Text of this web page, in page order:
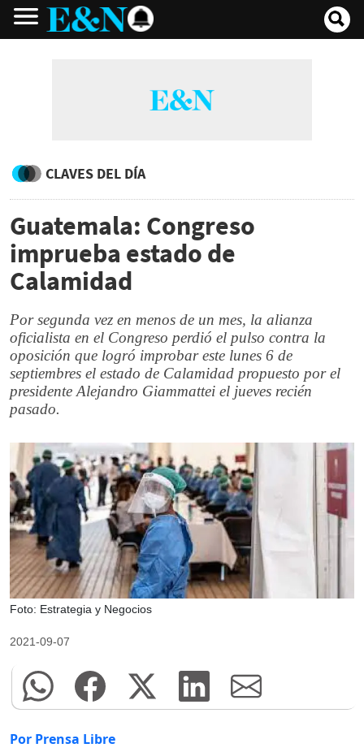
CLAVES DEL DÍA
Guatemala: Congreso
imprueba estado de
Calamidad
Por segunda vez en menos de un mes, la alianza
oficialista en el Congreso perdió el pulso contra la
oposición que logró improbar este lunes 6 de
septiembres el estado de Calamidad propuesto por el
presidente Alejandro Giammattei el jueves recién
pasado.
Foto: Estrategia y Negocios
2021-09-07
Por Prensa Libre